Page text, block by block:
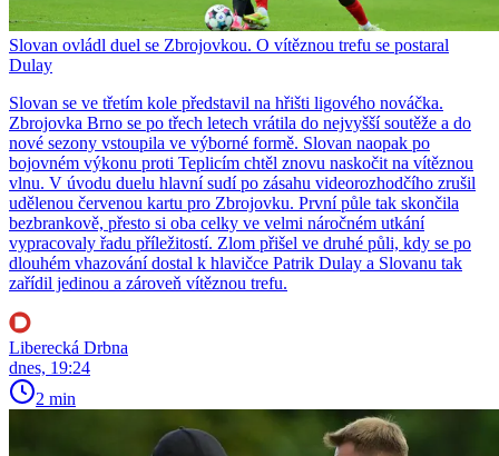
Slovan ovládl duel se Zbrojovkou. O vítěznou trefu se postaral
Dulay
Slovan se ve třetím kole představil na hřišti ligového nováčka.
Zbrojovka Brno se po třech letech vrátila do nejvyšší soutěže a do
nové sezony vstoupila ve výborné formě. Slovan naopak po
bojovném výkonu proti Teplicím chtěl znovu naskočit na vítěznou
vlnu. V úvodu duelu hlavní sudí po zásahu videorozhodčího zrušil
udělenou červenou kartu pro Zbrojovku. První půle tak skončila
bezbrankově, přesto si oba celky ve velmi náročném utkání
vypracovaly řadu příležitostí. Zlom přišel ve druhé půli, kdy se po
dlouhém vhazování dostal k hlavičce Patrik Dulay a Slovanu tak
zařídil jedinou a zároveň vítěznou trefu.
Liberecká Drbna
dnes, 19:24
2 min